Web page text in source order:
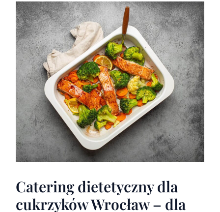
Catering dietetyczny dla
cukrzyków Wrocław – dla